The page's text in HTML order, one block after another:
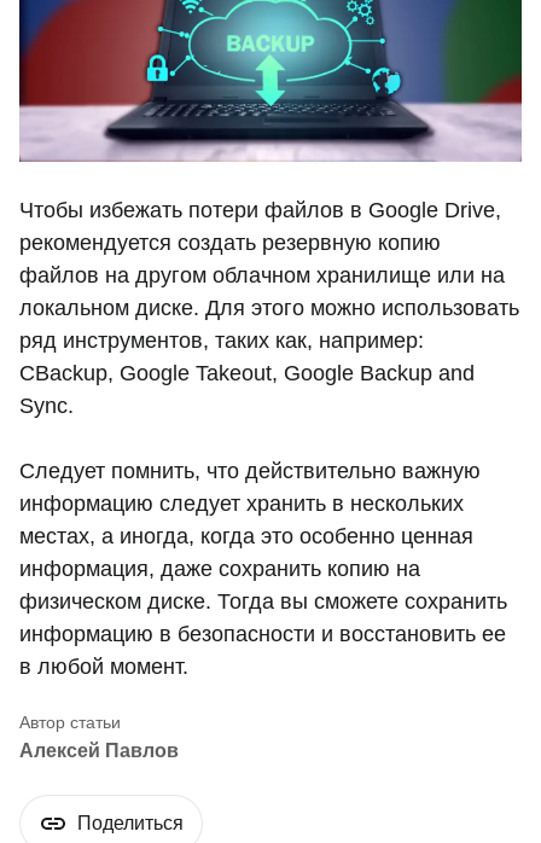
Чтобы избежать потери файлов в Google Drive,
рекомендуется создать резервную копию
файлов на другом облачном хранилище или на
локальном диске. Для этого можно использовать
ряд инструментов, таких как, например:
CBackup, Google Takeout, Google Backup and
Sync.
Следует помнить, что действительно важную
информацию следует хранить в нескольких
местах, а иногда, когда это особенно ценная
информация, даже сохранить копию на
физическом диске. Тогда вы сможете сохранить
информацию в безопасности и восстановить ее
в любой момент.
Алексей Павлов
Поделиться